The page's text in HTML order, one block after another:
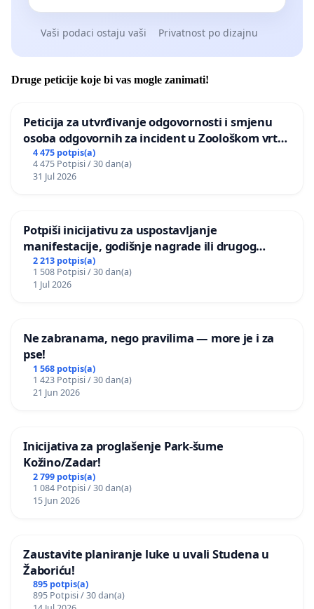
Vaši podaci ostaju vaši Privatnost po dizajnu
Druge peticije koje bi vas mogle zanimati!
Peticija za utvrđivanje odgovornosti i smjenu
osoba odgovornih za incident u Zoološkom vrtu
Grada Zagreba
4 475 potpis(a)
4 475 Potpisi / 30 dan(a)
31 Jul 2026
Potpiši inicijativu za uspostavljanje
manifestacije, godišnje nagrade ili drugog
javnog događaja „Edin Avdić“ u Sarajevu
2 213 potpis(a)
1 508 Potpisi / 30 dan(a)
1 Jul 2026
Ne zabranama, nego pravilima — more je i za
pse!
1 568 potpis(a)
1 423 Potpisi / 30 dan(a)
21 Jun 2026
Inicijativa za proglašenje Park-šume
Kožino/Zadar!
2 799 potpis(a)
1 084 Potpisi / 30 dan(a)
15 Jun 2026
Zaustavite planiranje luke u uvali Studena u
Žaboriću!
895 potpis(a)
895 Potpisi / 30 dan(a)